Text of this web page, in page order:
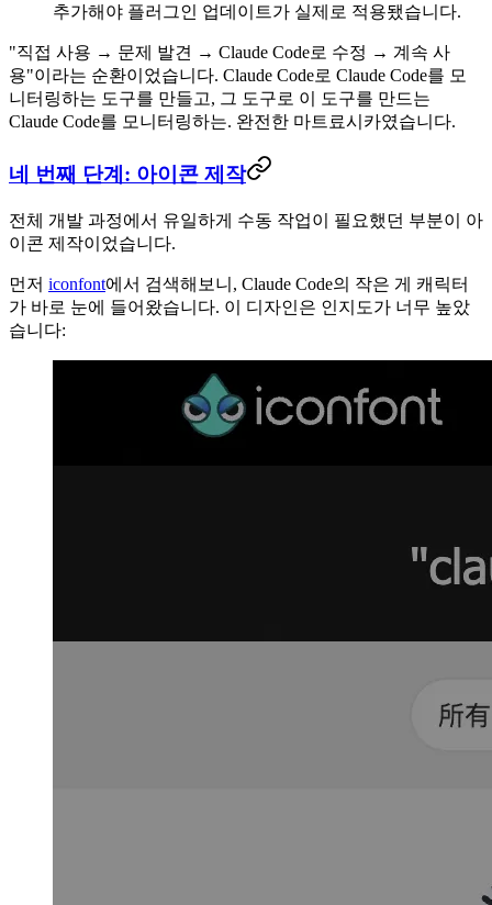
추가해야 플러그인 업데이트가 실제로 적용됐습니다.
"직접 사용 → 문제 발견 → Claude Code로 수정 → 계속 사
용"이라는 순환이었습니다. Claude Code로 Claude Code를 모
니터링하는 도구를 만들고, 그 도구로 이 도구를 만드는
Claude Code를 모니터링하는. 완전한 마트료시카였습니다.
네 번째 단계: 아이콘 제작
전체 개발 과정에서 유일하게 수동 작업이 필요했던 부분이 아
이콘 제작이었습니다.
먼저 iconfont에서 검색해보니, Claude Code의 작은 게 캐릭터
가 바로 눈에 들어왔습니다. 이 디자인은 인지도가 너무 높았
습니다: